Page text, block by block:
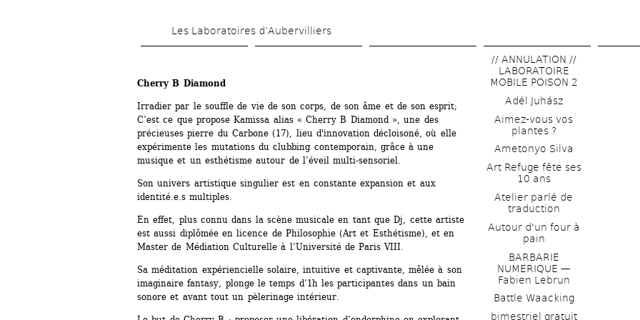
main
Les Laboratoires d’Aubervilliers
Cherry B Diamond
Irradier par le souffle de vie de son corps, de son âme et de son esprit;
C’est ce que propose Kamissa alias « Cherry B Diamond », une des
précieuses pierre du Carbone (17), lieu d'innovation décloisoné, où elle
expérimente les mutations du clubbing contemporain, grâce à une
musique et un esthétisme autour de l’éveil multi-sensoriel.
Son univers artistique singulier est en constante expansion et aux
identité.e.s multiples.
En effet, plus connu dans la scène musicale en tant que Dj, cette artiste
est aussi diplômée en licence de Philosophie (Art et Esthétisme), et en
Master de Médiation Culturelle à l’Université de Paris VIII.
Sa méditation expériencielle solaire, intuitive et captivante, mêlée à son
imaginaire fantasy, plonge le temps d’1h les participantes dans un bain
sonore et avant tout un pèlerinage intérieur.
// ANNULATION //
LABORATOIRE
MOBILE POISON 2
Adél Juhász
Aimez-vous vos
plantes ?
Ametonyo Silva
Art Refuge fête ses
10 ans
Atelier parlé de
traduction
Autour d'un four à
pain
BARBARIE
NUMERIQUE —
Fabien Lebrun
Battle Waacking
bimestriel gratuit